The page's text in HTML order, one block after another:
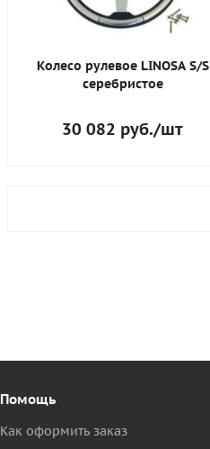
Колесо рулевое LINOSA S/S
серебристое
30 082 руб./шт
Помощь
Как оформить заказ